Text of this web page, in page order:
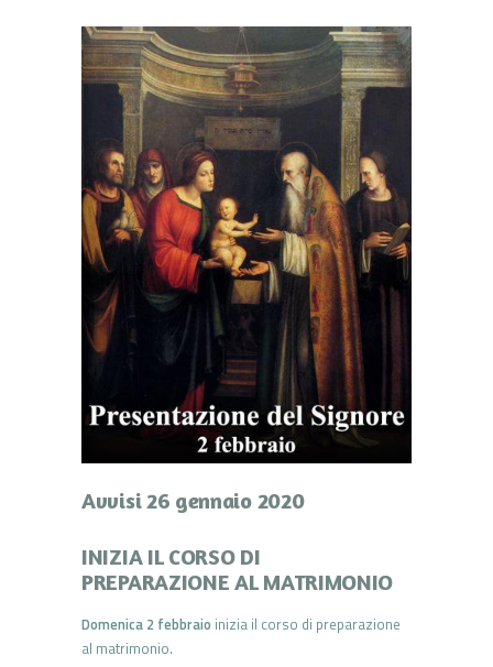
CONTATTI
LOGIN
Avvisi 26 gennaio 2020
INIZIA IL CORSO DI
PREPARAZIONE AL MATRIMONIO
Domenica 2 febbraio inizia il corso di preparazione
al matrimonio.